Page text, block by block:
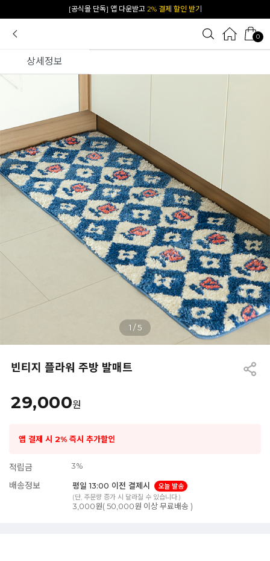
카카오 플친 추가하면1천원 즉시 할인 쿠폰
0
상세정보
1 /5
빈티지 플라워 주방 발매트
29,000원
앱 결제 시 2% 즉시 추가할인
적립금 3%
배송정보 평일 13:00 이전 결제시
오늘 발송
(단, 주문량 증가 시 달라질 수 있습니다.)
3,000원( 50,000원 이상 무료배송 )